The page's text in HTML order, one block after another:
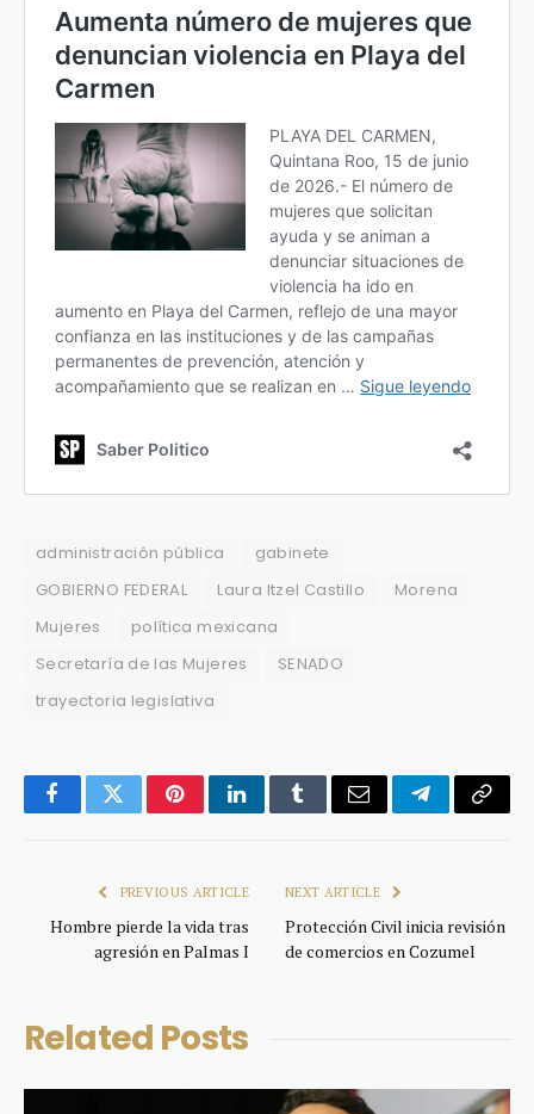
administración pública
gabinete
GOBIERNO FEDERAL
Laura Itzel Castillo
Morena
Mujeres
política mexicana
Secretaría de las Mujeres
SENADO
trayectoria legislativa
FacebookTwitterPinterestLinkedInTumblrEmail TelegramCopy
PREVIOUS ARTICLE
Hombre pierde la vida tras
agresión en Palmas I
NEXT ARTICLE
Protección Civil inicia revisión
de comercios en Cozumel
Related Posts